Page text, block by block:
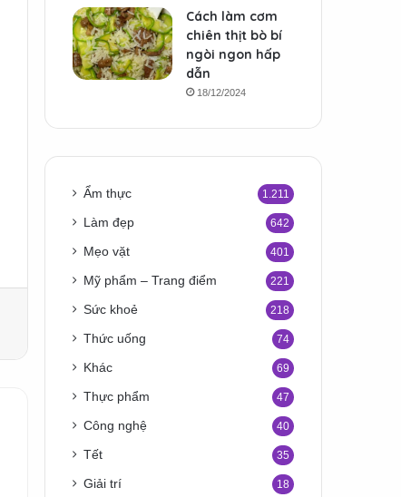
Cách làm cơm
chiên thịt bò bí
ngòi ngon hấp
dẫn
18/12/2024
Ẩm thực 1.211
Làm đẹp 642
Mẹo vặt 401
Mỹ phẩm – Trang điểm 221
Sức khoẻ 218
Thức uống 74
Khác 69
Thực phẩm 47
Công nghệ 40
Tết 35
Giải trí 18